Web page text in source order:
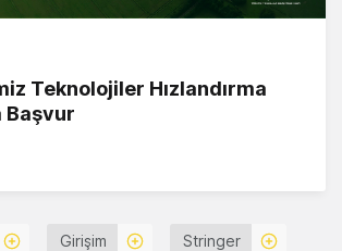
Teknolojiler Hızlandırma
Başvur
Girişim Stringer